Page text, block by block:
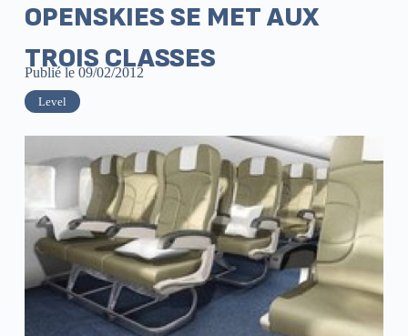
OPENSKIES SE MET AUX
TROIS CLASSES
Publié le 09/02/2012
Level